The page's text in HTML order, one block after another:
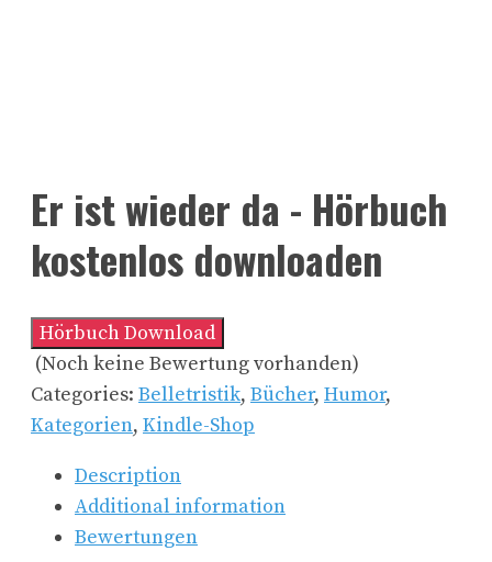
Er ist wieder da - Hörbuch
kostenlos downloaden
Hörbuch Download
(Noch keine Bewertung vorhanden)
Categories: Belletristik, Bücher, Humor,
Kategorien, Kindle-Shop
Description
Additional information
Bewertungen